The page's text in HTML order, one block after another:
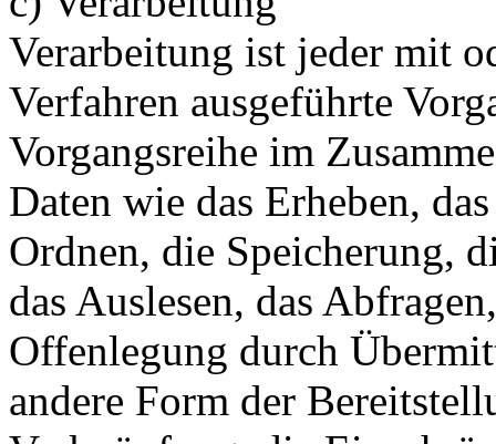
Verarbeitung ist jeder mit
Verfahren ausgeführte
Vorgangsreihe im
Daten wie das Erheben,
Ordnen, die Speicherung,
das Auslesen, das
Offenlegung durch
andere Form der